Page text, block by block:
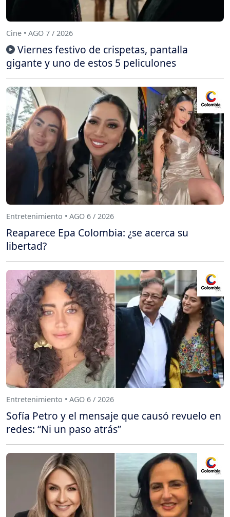
Cine • AGO 7 / 2026
Viernes festivo de crispetas, pantalla
gigante y uno de estos 5 peliculones
Entretenimiento • AGO 6 / 2026
Reaparece Epa Colombia: ¿se acerca su
libertad?
Entretenimiento • AGO 6 / 2026
Sofía Petro y el mensaje que causó revuelo en
redes: “Ni un paso atrás”